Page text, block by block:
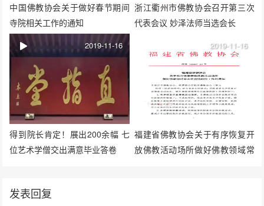
中国佛教协会关于做好春节期间
寺院相关工作的通知
浙江衢州市佛教协会召开第三次
代表会议 妙泽法师当选会长
得到院长肯定！展出200余幅 七
位艺术学僧交出满意毕业答卷
2019-11-16
福建省佛教协会关于有序恢复开
放佛教活动场所做好佛教领域常
2019-11-16
发表回复